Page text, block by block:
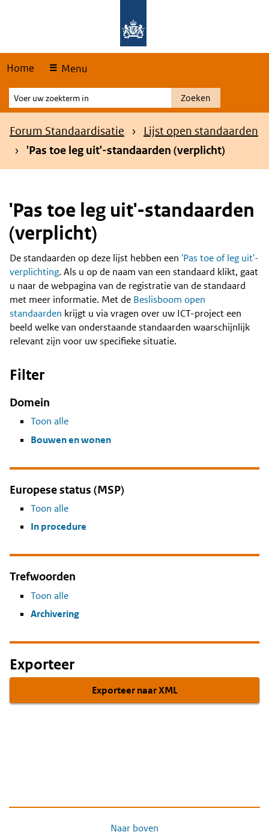
Home Menu
Voer
uw
zoekterm
Zoeken
Kruimelpad
Forum Standaardisatie
Lijst open standaarden
'Pas toe leg uit'-standaarden (verplicht)
'Pas toe leg uit'-standaarden
(verplicht)
Content
De standaarden op deze lijst hebben een 'Pas toe of leg uit'-
verplichting. Als u op de naam van een standaard klikt, gaat
u naar de webpagina van de registratie van de standaard
met meer informatie. Met de Beslisboom open
standaarden krijgt u via vragen over uw ICT-project een
beeld welke van onderstaande standaarden waarschijnlijk
relevant zijn voor uw specifieke situatie.
Filter
Domein
Toon alle
Bouwen en wonen
Europese status (MSP)
Toon alle
In procedure
Trefwoorden
Toon alle
Archivering
Exporteer
Exporteer naar XML
Naar boven